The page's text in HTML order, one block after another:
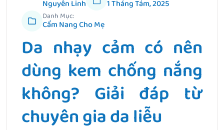
Nguyễn Linh 1 Tháng Tám, 2025
Danh Mục:
Cẩm Nang Cho Mẹ
Da nhạy cảm có nên
dùng kem chống nắng
không? Giải đáp từ
chuyên gia da liễu